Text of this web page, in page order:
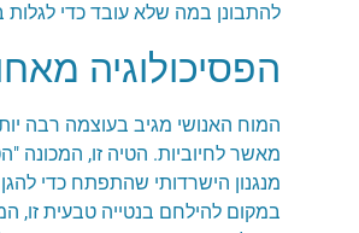
להתבונן במה שלא עובד כדי לגלות
הפסיכולוגיה
המוח האנושי מגיב בעוצמה רבה
מאשר לחיוביות. הטיה זו, המכונה
מנגנון הישרדותי שהתפתח כדי להגן
במקום להילחם בנטייה טבעית זו,